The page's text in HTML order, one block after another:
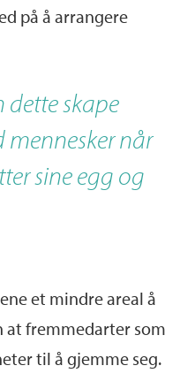
på å arrangere
dette skape
når
sine egg og
et mindre areal å
at fremmedarter som
til å gjemme seg.